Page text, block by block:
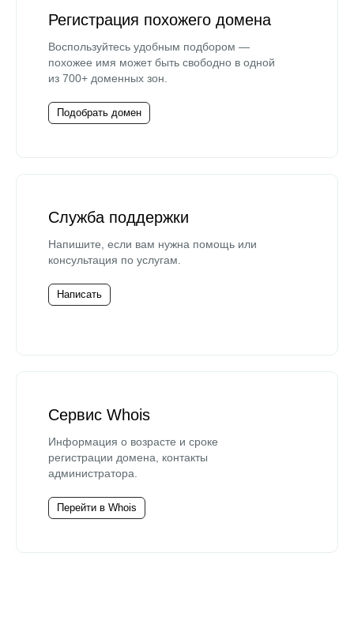
Регистрация похожего домена
Воспользуйтесь удобным подбором —
похожее имя может быть свободно в одной
из 700+ доменных зон.
Подобрать домен
Служба поддержки
Напишите, если вам нужна помощь или
консультация по услугам.
Написать
Сервис Whois
Информация о возрасте и сроке
регистрации домена, контакты
администратора.
Перейти в Whois